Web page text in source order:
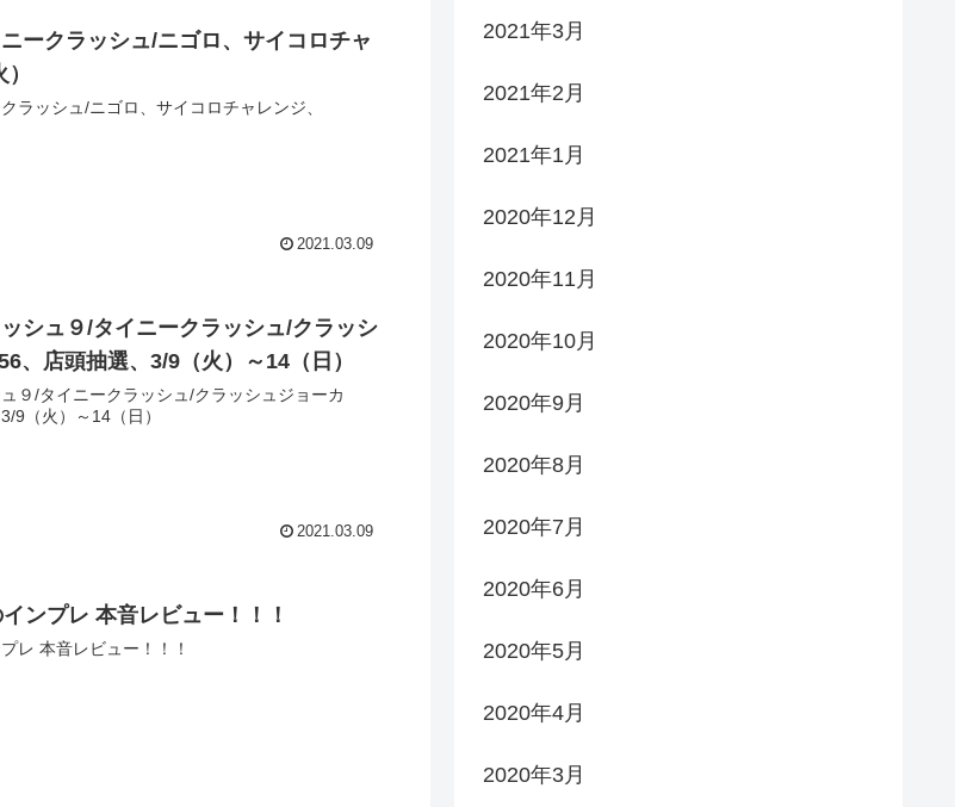
ークラッシュ/ニゴロ、サイコロチャ
ラッシュ/ニゴロ、サイコロチャレンジ、
2021.03.09
シュ９/タイニークラッシュ/クラッシ
、店頭抽選、3/9（火）～14（日）
９/タイニークラッシュ/クラッシュジョーカ
9（火）～14（日）
2021.03.09
ンプレ 本音レビュー！！！
レ 本音レビュー！！！
2021年3月
2021年2月
2021年1月
2020年12月
2020年11月
2020年10月
2020年9月
2020年8月
2020年7月
2020年6月
2020年5月
2020年4月
2020年3月